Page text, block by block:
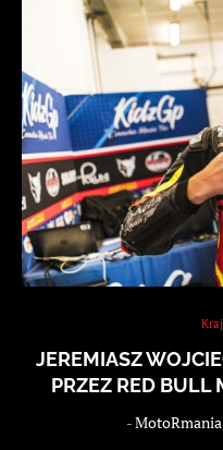
Kraj
JEREMIASZ
PRZEZ RED BULL
-MotoRmania